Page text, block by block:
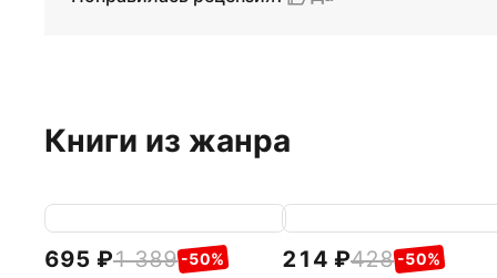
Книги из жанра
695 1 389 -50% 214 428 -50%